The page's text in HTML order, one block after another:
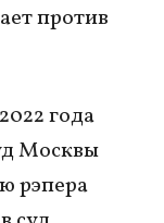
против
года
Москвы
рэпера